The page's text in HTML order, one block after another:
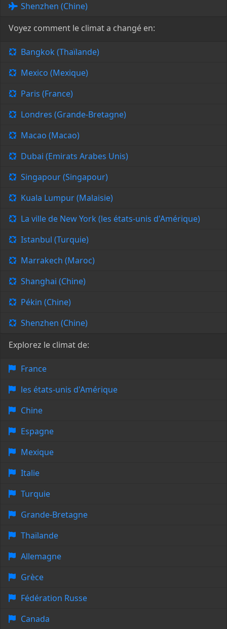
Shenzhen (Chine)
Voyez comment le climat a changé en:
Bangkok (Thaïlande)
Mexico (Mexique)
Paris (France)
Londres (Grande-Bretagne)
Macao (Macao)
Dubai (Emirats Arabes Unis)
Singapour (Singapour)
Kuala Lumpur (Malaisie)
La ville de New York (les états-unis d'Amérique)
Istanbul (Turquie)
Marrakech (Maroc)
Shanghai (Chine)
Pékin (Chine)
Shenzhen (Chine)
Explorez le climat de:
France
les états-unis d'Amérique
Chine
Espagne
Mexique
Italie
Turquie
Grande-Bretagne
Thaïlande
Allemagne
Grèce
Fédération Russe
Canada